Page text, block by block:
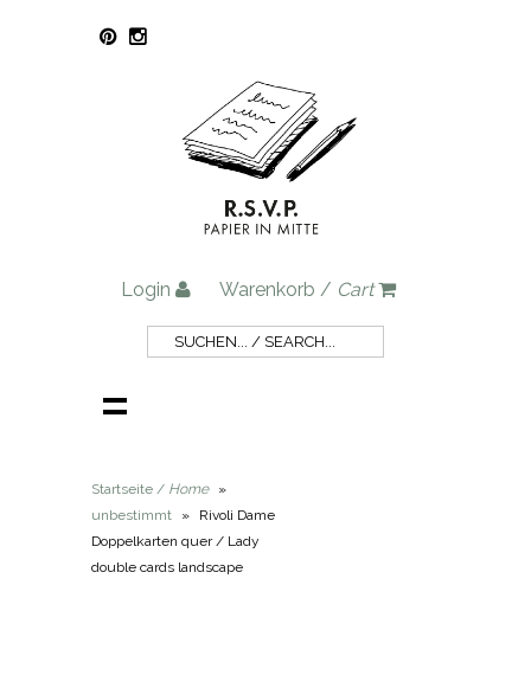
Login Warenkorb / Cart
Startseite / Home
»
unbestimmt
»
Rivoli Dame
Doppelkarten quer / Lady
double cards landscape